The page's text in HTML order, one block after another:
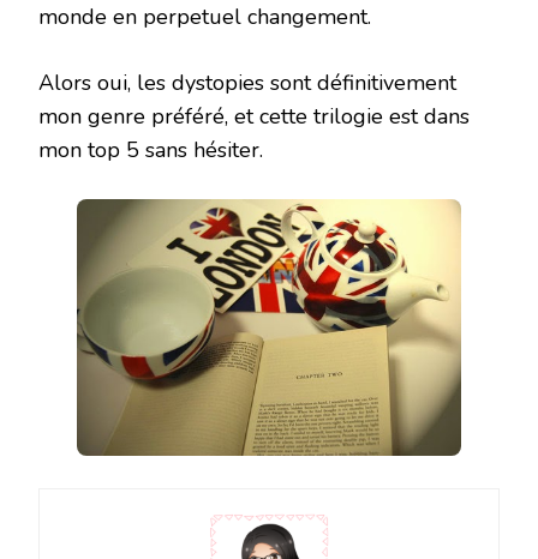
monde en perpetuel changement.
Alors oui, les dystopies sont définitivement
mon genre préféré, et cette trilogie est dans
mon top 5 sans hésiter.